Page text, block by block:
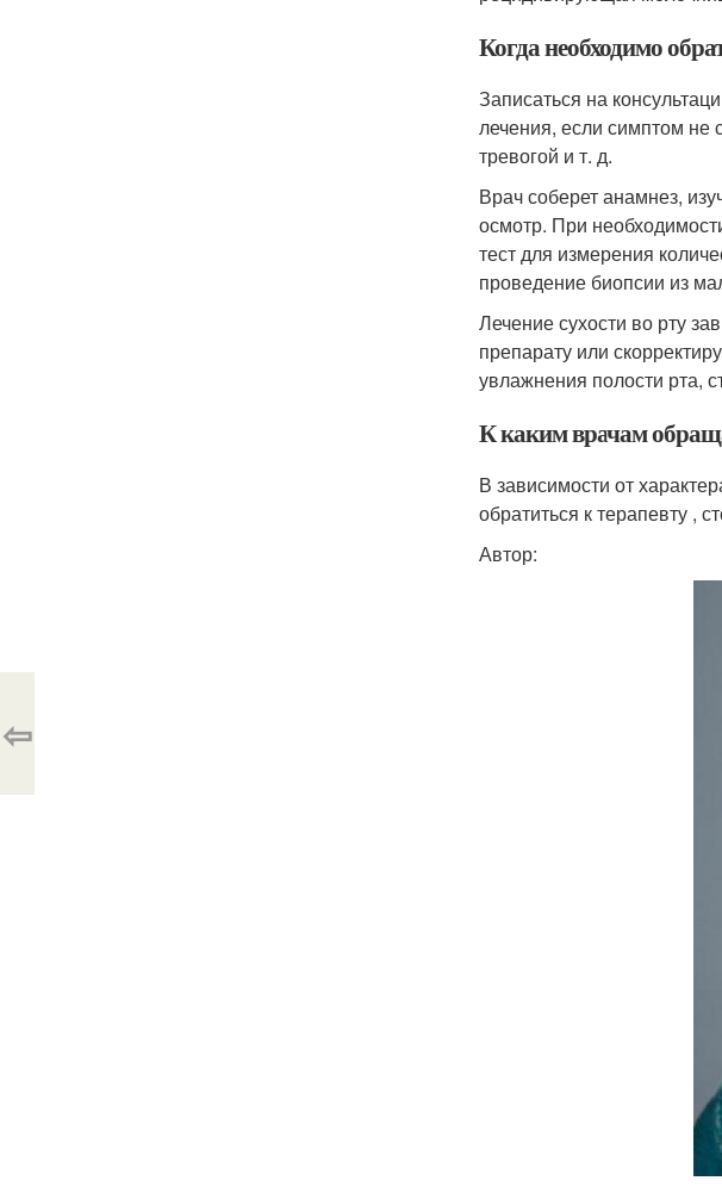
Когда необходимо
Записаться на
лечения, если симптом не
тревогой и т. д.
Врач соберет анамнез,
осмотр. При
тест для измерения
проведение биопсии из
Лечение сухости во рту
препарату или
увлажнения полости рта,
К каким врачам
В зависимости от
обратиться к терапевту ,
Автор:
⇦